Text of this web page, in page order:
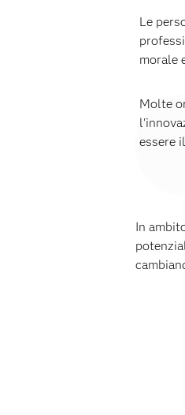
Le
morale
Molte
essere
In